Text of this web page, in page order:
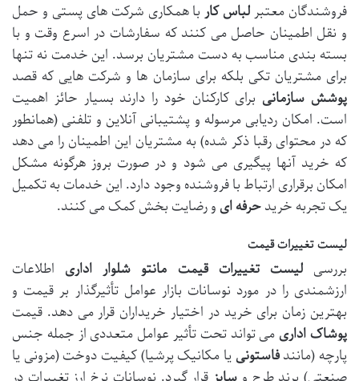
فروشندگان معتبر لباس کار با همکاری شرکت های پستی و حمل
و نقل اطمینان حاصل می کنند که سفارشات در اسرع وقت و با
بسته بندی مناسب به دست مشتریان برسد. این خدمت نه تنها
برای مشتریان تکی بلکه برای سازمان ها و شرکت هایی که قصد
پوشش سازمانی برای کارکنان خود را دارند بسیار حائز اهمیت
است. امکان ردیابی مرسوله و پشتیبانی آنلاین و تلفنی (همانطور
که در محتوای رقبا ذکر شده) به مشتریان این اطمینان را می دهد
که خرید آنها پیگیری می شود و در صورت بروز هرگونه مشکل
امکان برقراری ارتباط با فروشنده وجود دارد. این خدمات به تکمیل
یک تجربه خریدحرفه ای و رضایت بخش کمک می کنند.
لیست تغییرات قیمت
بررسیلیست تغییرات قیمت مانتو شلوار اداری اطلاعات
ارزشمندی را در مورد نوسانات بازار عوامل تأثیرگذار بر قیمت و
بهترین زمان برای خرید در اختیار خریداران قرار می دهد. قیمت
پوشاک اداری می تواند تحت تأثیر عوامل متعددی از جمله جنس
پارچه (مانندفاستونی یا مکانیک پرشیا) کیفیت دوخت (مزونی یا